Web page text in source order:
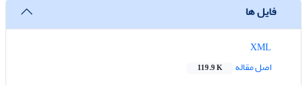
فایل ها
اصل مقاله
119.9 K